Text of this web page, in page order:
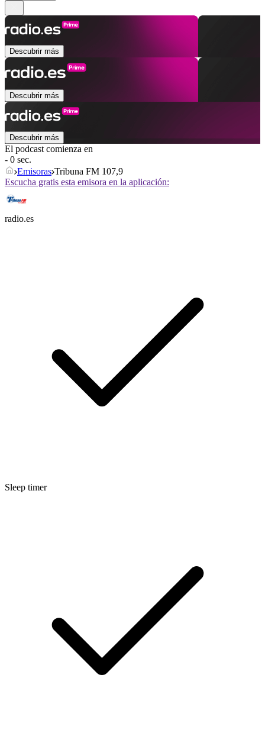
Descubrir más
Descubrir más
Descubrir más
El podcast comienza en
- 0 sec.
Emisoras Tribuna FM 107,9
Escucha gratis esta emisora en la aplicación:
radio.es
Sleep timer